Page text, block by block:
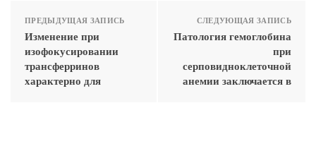
ПРЕДЫДУЩАЯ ЗАПИСЬ
Изменение при
изофокусировании
трансферринов
характерно для
СЛЕДУЮЩАЯ ЗАПИСЬ
Патология гемоглобина
при
серповидноклеточной
анемии заключается в